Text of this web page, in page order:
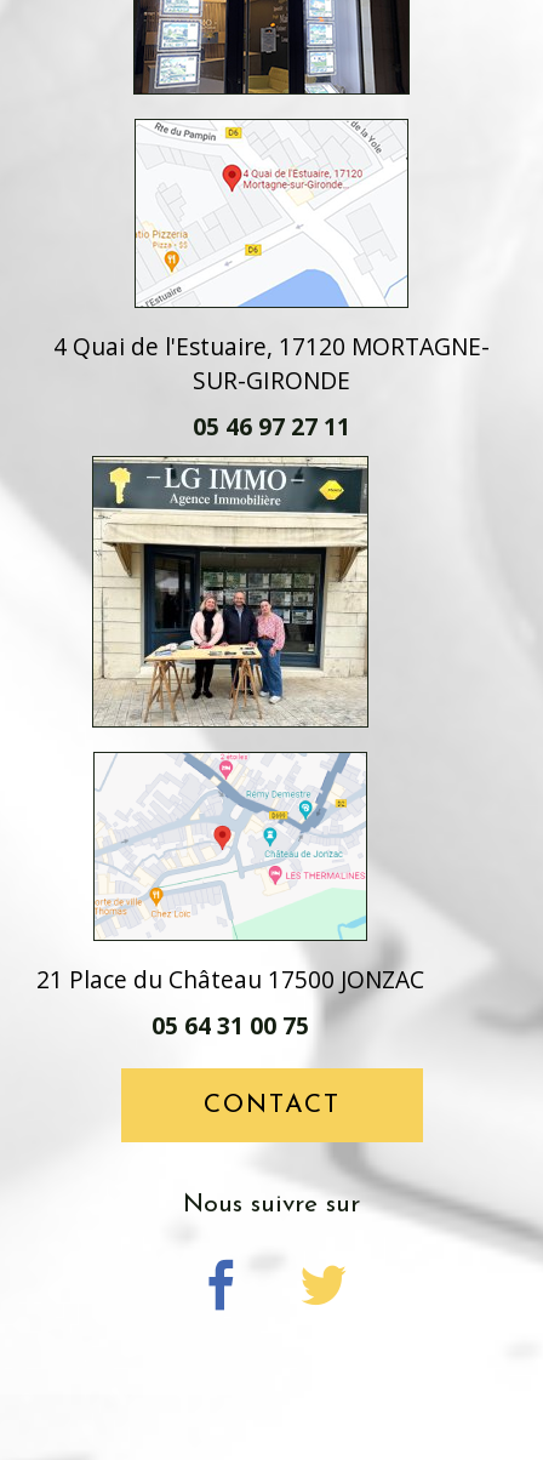
4 Quai de l'Estuaire, 17120 MORTAGNE-
SUR-GIRONDE
05 46 97 27 11
21 Place du Château 17500 JONZAC
05 64 31 00 75
CONTACT
nous suivre sur